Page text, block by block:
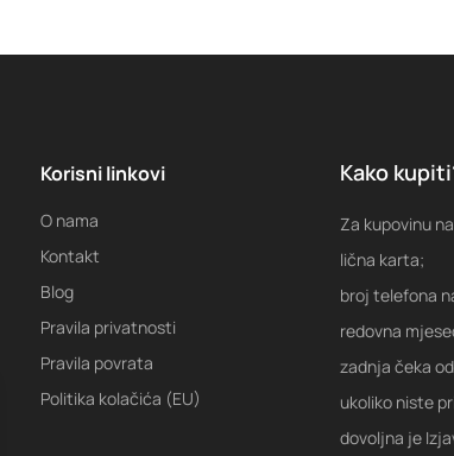
Korisni linkovi
O nama
Kontakt
Blog
Pravila privatnosti
Pravila povrata
Politika kolačića (EU)
Kako
Za kupovinu
lična karta;
broj telefona
redovna
zadnja čeka
ukoliko niste
dovoljna je